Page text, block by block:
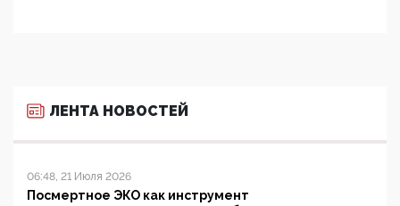
ЛЕНТА НОВОСТЕЙ
06:48, 21 Июля 2026
Посмертное ЭКО как инструмент